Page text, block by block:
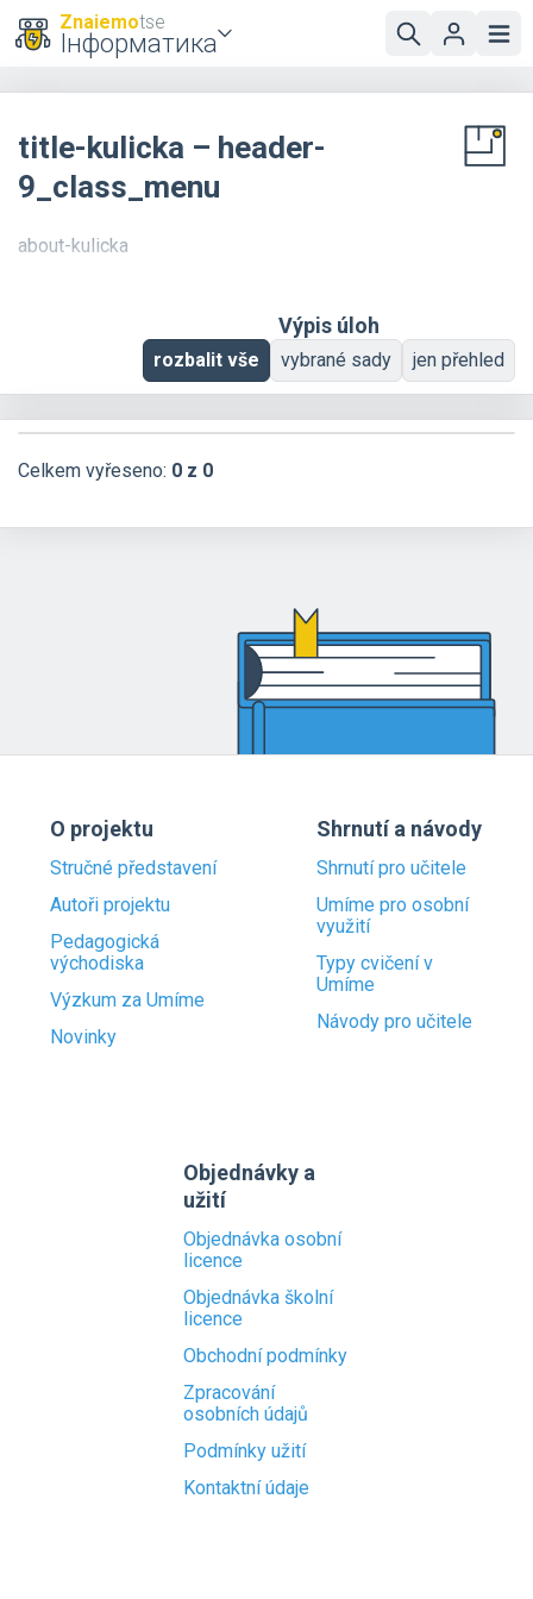
Znaiemotse
Інформатика
title-kulicka – header-
9_class_menu
about-kulicka
Výpis úloh
rozbalit vše vybrané sady jen přehled
Celkem vyřeseno: 0 z 0
O projektu
Stručné představení
Autoři projektu
Pedagogická
východiska
Výzkum za Umíme
Novinky
Shrnutí a návody
Shrnutí pro učitele
Umíme pro osobní
využití
Typy cvičení v
Umíme
Návody pro učitele
Objednávky a
užití
Objednávka osobní
licence
Objednávka školní
licence
Obchodní podmínky
Zpracování
osobních údajů
Podmínky užití
Kontaktní údaje